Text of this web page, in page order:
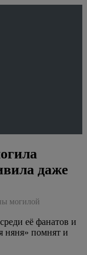
даже
могилой
её фанатов и
няня» помнят и